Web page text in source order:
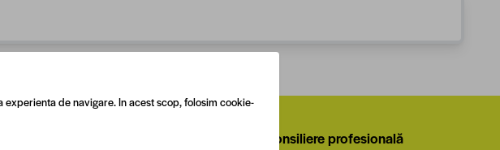
Consiliere profesională
de navigare. In acest scop, folosim cookie-